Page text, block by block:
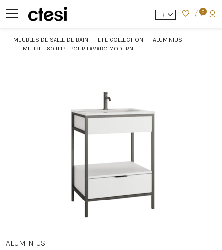
FR 0
MEUBLES DE SALLE DE BAIN LIFE COLLECTION
ALUMINIUS
MEUBLE 60 1T1P - POUR LAVABO MODERN
ALUMINIUS